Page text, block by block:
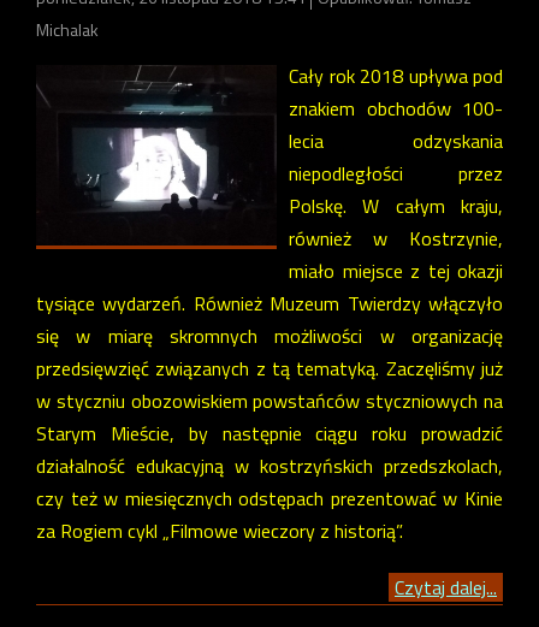
Michalak
Cały rok 2018 upływa pod
znakiem obchodów 100-
lecia odzyskania
niepodległości przez
Polskę. W całym kraju,
również w Kostrzynie,
miało miejsce z tej okazji
tysiące wydarzeń. Również Muzeum Twierdzy włączyło
się w miarę skromnych możliwości w organizację
przedsięwzięć związanych z tą tematyką. Zaczęliśmy już
w styczniu obozowiskiem powstańców styczniowych na
Starym Mieście, by następnie ciągu roku prowadzić
działalność edukacyjną w kostrzyńskich przedszkolach,
czy też w miesięcznych odstępach prezentować w Kinie
za Rogiem cykl „Filmowe wieczory z historią”.
Czytaj dalej...